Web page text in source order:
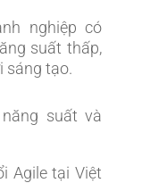
nghiệp có
suất thấp,
sáng tạo.
suất và
Agile tại Việt